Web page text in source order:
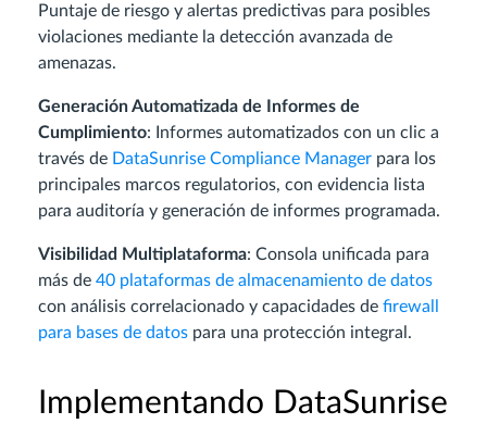
Puntaje de riesgo y alertas predictivas para posibles
violaciones mediante la detección avanzada de
amenazas.
Generación Automatizada de Informes de
Cumplimiento: Informes automatizados con un clic a
través de DataSunrise Compliance Manager para los
principales marcos regulatorios, con evidencia lista
para auditoría y generación de informes programada.
Visibilidad Multiplataforma: Consola unificada para
más de 40 plataformas de almacenamiento de datos
con análisis correlacionado y capacidades de firewall
para bases de datos para una protección integral.
Implementando DataSunrise